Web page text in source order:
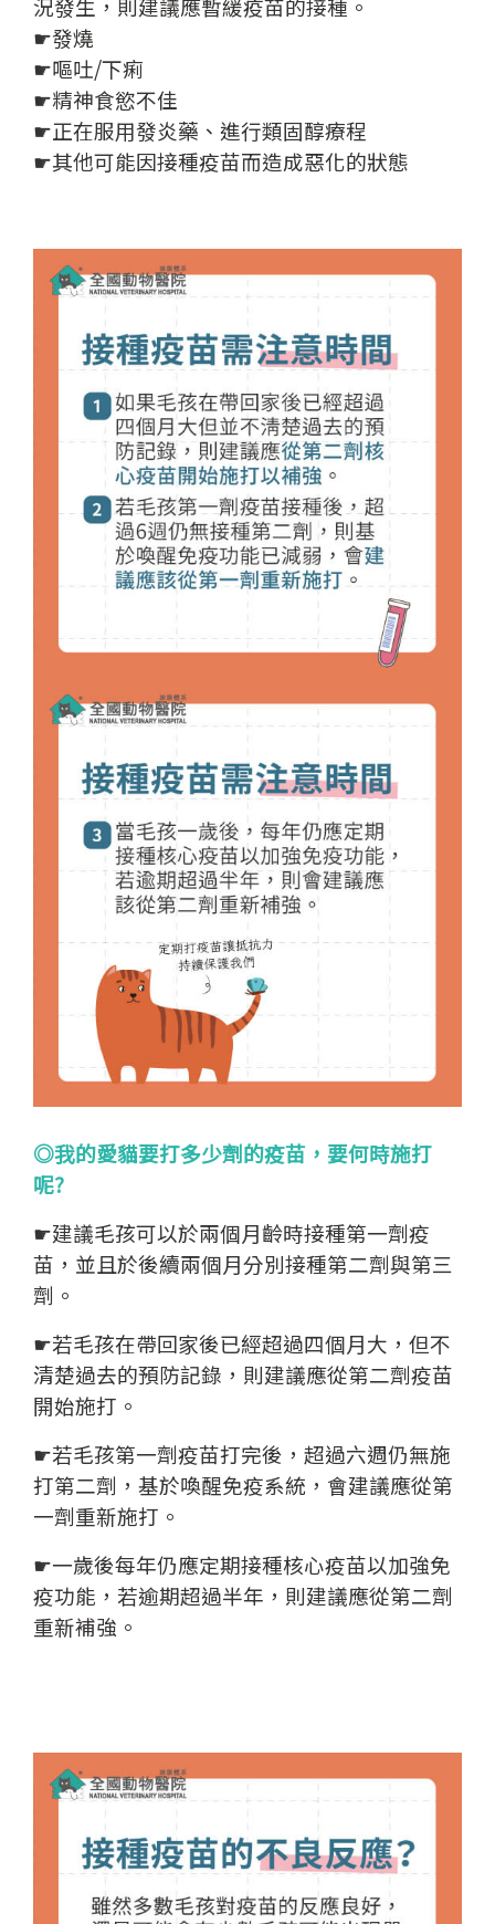
況發生，則建議應暫緩疫苗的接種。
☛發燒
☛嘔吐/下痢
☛精神食慾不佳
☛正在服用發炎藥、進行類固醇療程
☛其他可能因接種疫苗而造成惡化的狀態
◎我的愛貓要打多少劑的疫苗，要何時施打
呢?
☛建議毛孩可以於兩個月齡時接種第一劑疫
苗，並且於後續兩個月分別接種第二劑與第三
劑。
☛若毛孩在帶回家後已經超過四個月大，但不
清楚過去的預防記錄，則建議應從第二劑疫苗
開始施打。
☛若毛孩第一劑疫苗打完後，超過六週仍無施
打第二劑，基於喚醒免疫系統，會建議應從第
一劑重新施打。
☛一歲後每年仍應定期接種核心疫苗以加強免
疫功能，若逾期超過半年，則建議應從第二劑
重新補強。